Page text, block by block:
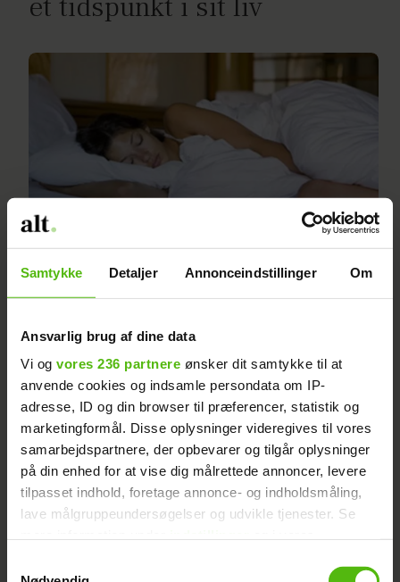
Samtykke Detaljer Annonceindstillinger Om
Ansvarlig brug af dine data
Vi og vores 236 partnere ønsker dit samtykke til at
anvende cookies og indsamle persondata om IP-
adresse, ID og din browser til præferencer, statistik og
marketingformål. Disse oplysninger videregives til vores
samarbejdspartnere, der opbevarer og tilgår oplysninger
på din enhed for at vise dig målrettede annoncer, levere
tilpasset indhold, foretage annonce- og indholdsmåling,
lave målgruppeundersøgelser og udvikle tjenester. Se
tilbage eller ændre indstillinger fra vores
et tidspunkt i sit liv
Tab dig - mens du sover
Så meget kan du påvirke din
forbrænding